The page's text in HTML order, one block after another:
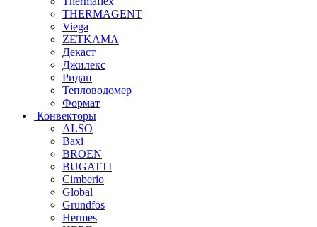
THERMAGENT
Viega
ZETKAMA
Декаст
Джилекс
Ридан
Тепловодомер
Формат
Конвекторы
ALSO
Baxi
BROEN
BUGATTI
Cimberio
Global
Grundfos
Hermes